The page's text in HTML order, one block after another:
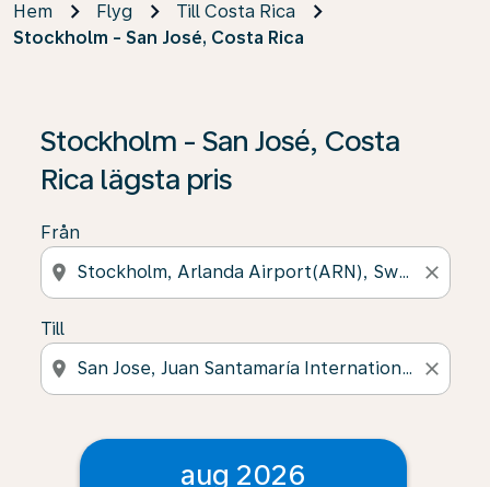
Hem Flyg
Till Costa Rica
Stockholm - San José, Costa Rica
Stockholm - San José, Costa
Rica lägsta pris
Från
location_on close
Till
location_on close
aug 2026